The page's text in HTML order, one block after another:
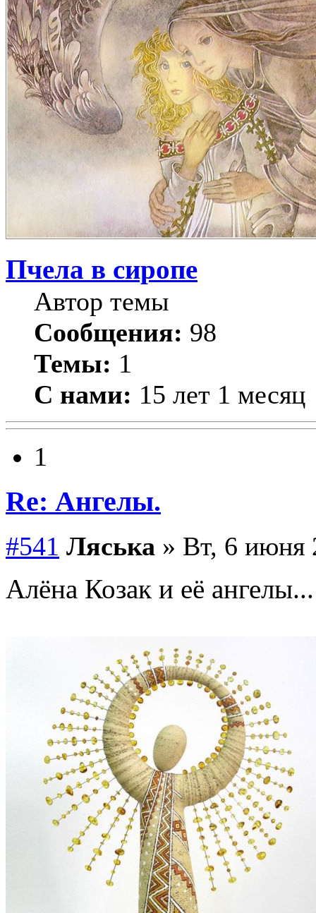
Пчела в сиропе
Автор темы
Сообщения: 98
Темы: 1
С нами: 15 лет 1 месяц
1
Re: Ангелы.
#541 Ляська » Вт, 6 июня
Алёна Козак и её ангелы...